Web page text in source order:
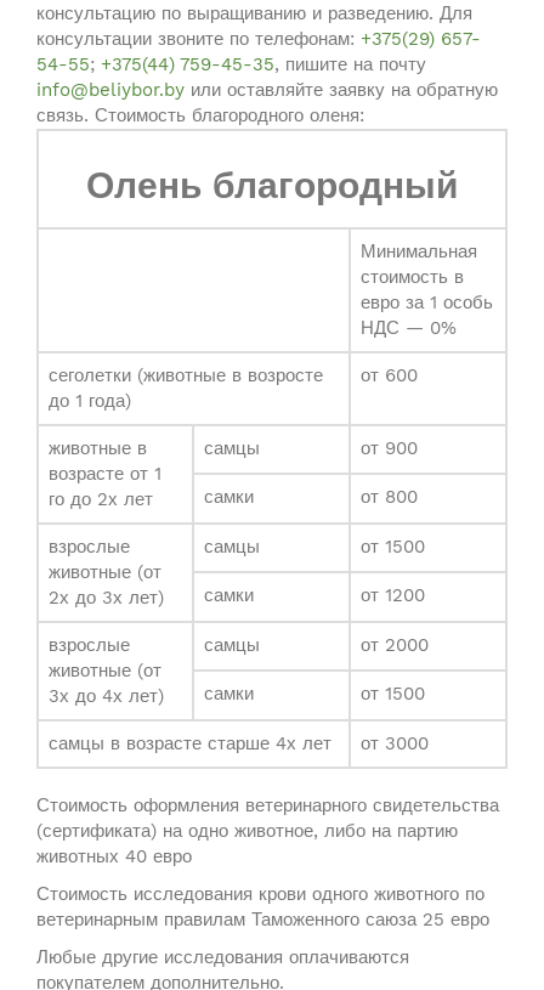
консультацию по выращиванию и разведению. Для
консультации звоните по телефонам: +375(29) 657-
54-55; +375(44) 759-45-35, пишите на почту
info@beliybor.by или оставляйте заявку на обратную
связь. Стоимость благородного оленя:
Олень благородный
Минимальная
стоимость в
евро за 1 особь
НДС — 0%
сеголетки (животные в возросте
до 1 года)
от 600
животные в
возрасте от 1
го до 2х лет
самцы от 900
самки от 800
взрослые
животные (от
2х до 3х лет)
самцы от 1500
самки от 1200
взрослые
животные (от
3х до 4х лет)
самцы от 2000
самки от 1500
самцы в возрасте старше 4х лет от 3000
Стоимость оформления ветеринарного свидетельства
(сертификата) на одно животное, либо на партию
животных 40 евро
Стоимость исследования крови одного животного по
ветеринарным правилам Таможенного саюза 25 евро
Любые другие исследования оплачиваются
покупателем дополнительно.